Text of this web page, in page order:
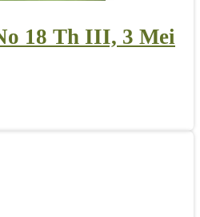
18 Th III, 3 Mei